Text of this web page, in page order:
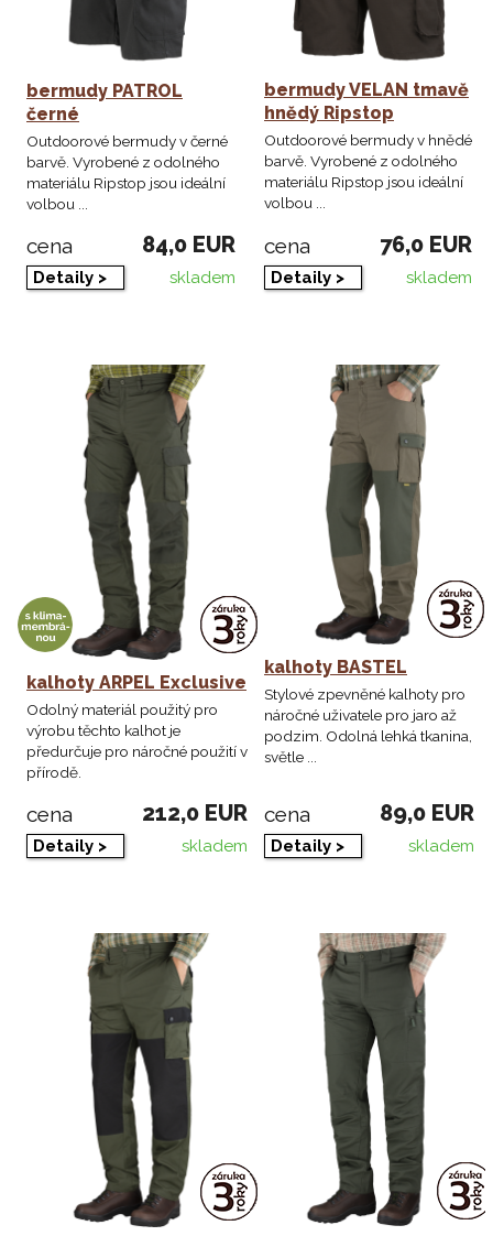
bermudy PATROL
černé
Outdoorové bermudy v černé
barvě. Vyrobené z odolného
materiálu Ripstop jsou ideální
volbou ...
cena 84,0 EUR
Detaily > skladem
bermudy VELAN tmavě
hnědý Ripstop
Outdoorové bermudy v hnědé
barvě. Vyrobené z odolného
materiálu Ripstop jsou ideální
volbou ...
cena 76,0 EUR
Detaily > skladem
kalhoty ARPEL Exclusive
Odolný materiál použitý pro
výrobu těchto kalhot je
předurčuje pro náročné použití v
přírodě.
cena 212,0 EUR
Detaily > skladem
kalhoty BASTEL
Stylové zpevněné kalhoty pro
náročné uživatele pro jaro až
podzim. Odolná lehká tkanina,
světle ...
cena 89,0 EUR
Detaily > skladem